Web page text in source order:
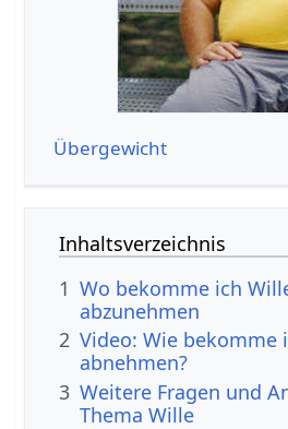
Übergewicht
Inhaltsverzeichnis
1 Wo bekomme ich
abzunehmen
2 Video: Wie bekomme
abnehmen?
3 Weitere Fragen und
Thema Wille